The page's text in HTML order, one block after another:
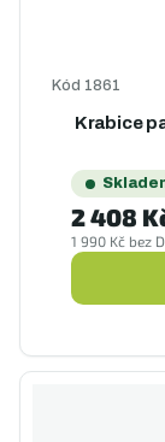
Krabice
Kód 1861
1 990 Kč bez
2 408